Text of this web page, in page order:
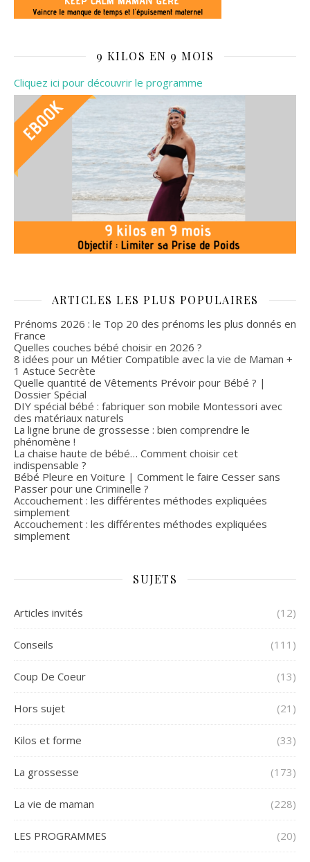
9 KILOS EN 9 MOIS
Cliquez ici pour découvrir le programme
ARTICLES LES PLUS POPULAIRES
Prénoms 2026 : le Top 20 des prénoms les plus donnés en
France
Quelles couches bébé choisir en 2026 ?
8 idées pour un Métier Compatible avec la vie de Maman +
1 Astuce Secrète
Quelle quantité de Vêtements Prévoir pour Bébé ? |
Dossier Spécial
DIY spécial bébé : fabriquer son mobile Montessori avec
des matériaux naturels
La ligne brune de grossesse : bien comprendre le
phénomène !
La chaise haute de bébé… Comment choisir cet
indispensable ?
Bébé Pleure en Voiture | Comment le faire Cesser sans
Passer pour une Criminelle ?
Accouchement : les différentes méthodes expliquées
simplement
Accouchement : les différentes méthodes expliquées
simplement
SUJETS
Articles invités (12)
Conseils (111)
Coup De Coeur (13)
Hors sujet (21)
Kilos et forme (33)
La grossesse (173)
La vie de maman (228)
LES PROGRAMMES (20)